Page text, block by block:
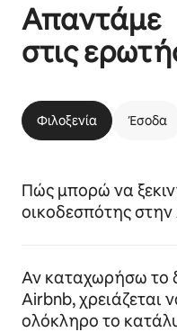
Απαντάμε
στις
Φιλοξενία Έσοδα
Πώς μπορώ να
οικοδεσπότης
Αν καταχωρήσω το
Airbnb, χρειάζεται
ολόκληρο το